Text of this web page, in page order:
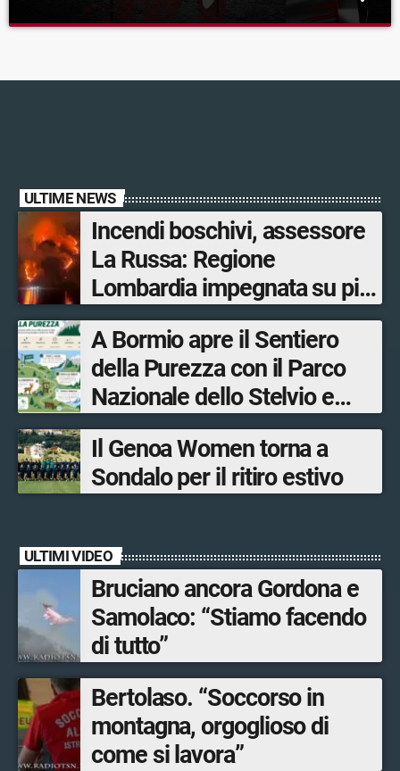
ULTIME NEWS
Incendi boschivi, assessore
La Russa: Regione
Lombardia impegnata su più
fronti, 48 volontari coinvolti
tra le province di Lecco,
Sondrio, Milano e Como
A Bormio apre il Sentiero
della Purezza con il Parco
Nazionale dello Stelvio e
Bormio Tourism
Il Genoa Women torna a
Sondalo per il ritiro estivo
ULTIMI VIDEO
Bruciano ancora Gordona e
Samolaco: “Stiamo facendo
di tutto”
Bertolaso. “Soccorso in
montagna, orgoglioso di
come si lavora”